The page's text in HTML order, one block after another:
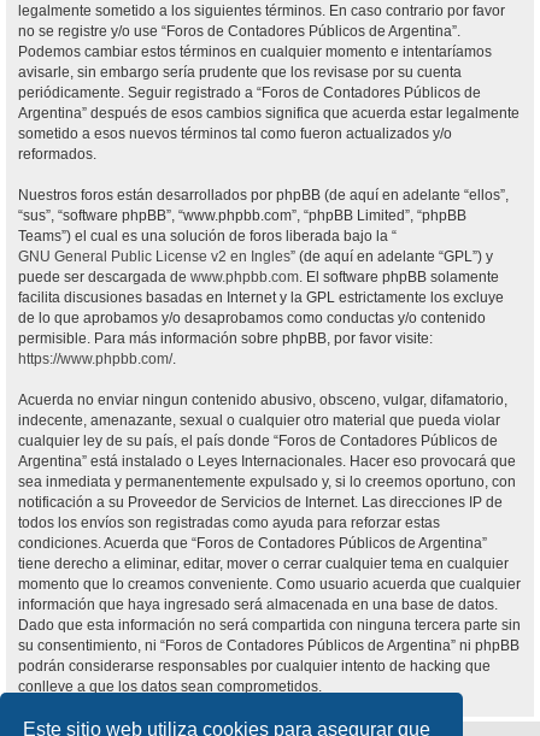
Este sitio web utiliza cookies para asegurar que
legalmente sometido a los siguientes términos. En caso contrario por favor
no se registre y/o use “Foros de Contadores Públicos de Argentina”.
Podemos cambiar estos términos en cualquier momento e intentaríamos
avisarle, sin embargo sería prudente que los revisase por su cuenta
periódicamente. Seguir registrado a “Foros de Contadores Públicos de
Argentina” después de esos cambios significa que acuerda estar legalmente
sometido a esos nuevos términos tal como fueron actualizados y/o
reformados.
Nuestros foros están desarrollados por phpBB (de aquí en adelante “ellos”,
“sus”, “software phpBB”, “www.phpbb.com”, “phpBB Limited”, “phpBB
Teams”) el cual es una solución de foros liberada bajo la “
GNU General Public License v2 en Ingles” (de aquí en adelante “GPL”) y
puede ser descargada de www.phpbb.com. El software phpBB solamente
facilita discusiones basadas en Internet y la GPL estrictamente los excluye
de lo que aprobamos y/o desaprobamos como conductas y/o contenido
permisible. Para más información sobre phpBB, por favor visite:
https://www.phpbb.com/.
Acuerda no enviar ningun contenido abusivo, obsceno, vulgar, difamatorio,
indecente, amenazante, sexual o cualquier otro material que pueda violar
cualquier ley de su país, el país donde “Foros de Contadores Públicos de
Argentina” está instalado o Leyes Internacionales. Hacer eso provocará que
sea inmediata y permanentemente expulsado y, si lo creemos oportuno, con
notificación a su Proveedor de Servicios de Internet. Las direcciones IP de
todos los envíos son registradas como ayuda para reforzar estas
condiciones. Acuerda que “Foros de Contadores Públicos de Argentina”
tiene derecho a eliminar, editar, mover o cerrar cualquier tema en cualquier
momento que lo creamos conveniente. Como usuario acuerda que cualquier
información que haya ingresado será almacenada en una base de datos.
Dado que esta información no será compartida con ninguna tercera parte sin
su consentimiento, ni “Foros de Contadores Públicos de Argentina” ni phpBB
podrán considerarse responsables por cualquier intento de hacking que
conlleve a que los datos sean comprometidos.